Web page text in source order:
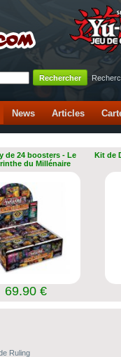
News Articles
de 24 boosters - Le
du Millénaire
69.90 €
Kit de
Ruling